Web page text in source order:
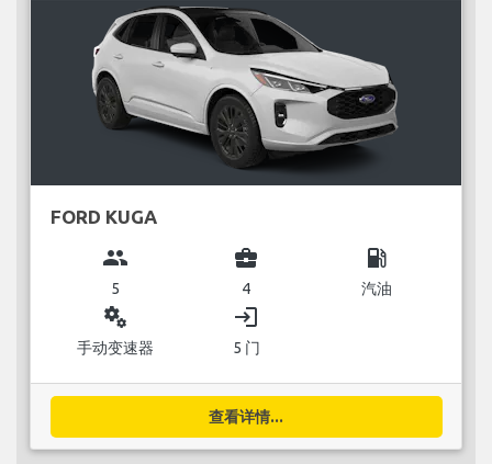
FORD KUGA
group
5
business_center
4
local_gas_station
汽油
miscellaneous_services
手动变速器
login
5 门
查看详情...